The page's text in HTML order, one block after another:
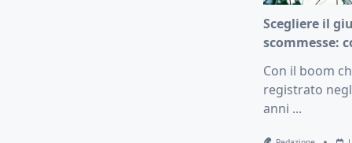
Scegliere il
scommesse:
Con il boom
registrato
anni ...